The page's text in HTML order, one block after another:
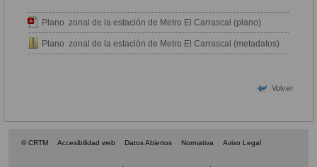
Plano zonal de la estación de Metro El Carrascal (plano)
Plano zonal de la estación de Metro El Carrascal (metadatos)
Volver
© CRTM Accesibilidad web Datos Abiertos Normativa Aviso Legal